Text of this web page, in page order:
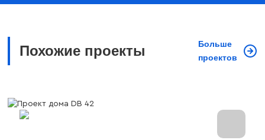
Похожие проекты
Больше
проектов